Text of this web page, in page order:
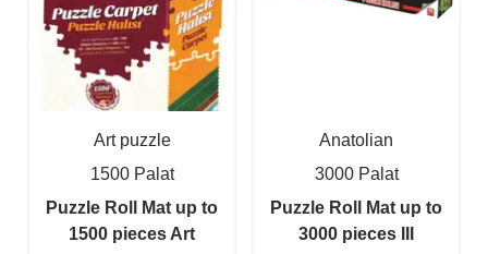
Art puzzle
1500 Palat
Puzzle Roll Mat up to
1500 pieces Art
Anatolian
3000 Palat
Puzzle Roll Mat up to
3000 pieces III